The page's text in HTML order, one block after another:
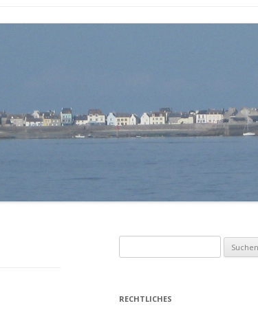
u
RECHTLICHES